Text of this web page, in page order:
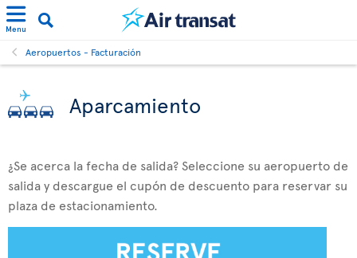
Menu
Aeropuertos - Facturación
Aparcamiento
¿Se acerca la fecha de salida? Seleccione su aeropuerto de
salida y descargue el cupón de descuento para reservar su
plaza de estacionamiento.